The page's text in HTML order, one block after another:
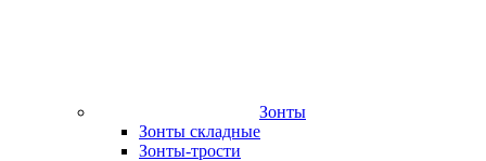
Зонты
Зонты складные
Зонты-трости